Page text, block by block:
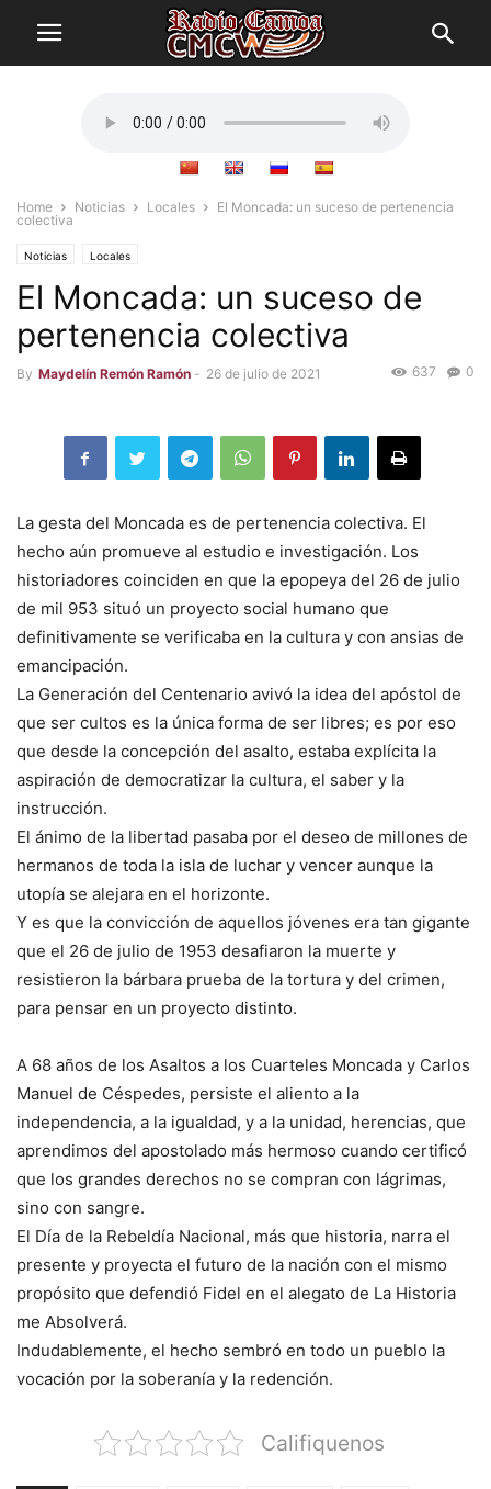
Home Noticias Locales
El Moncada: un suceso de pertenencia
colectiva
Noticias Locales
El Moncada: un suceso de
pertenencia colectiva
By Maydelín Remón Ramón - 26 de julio de 2021 0
637
La gesta del Moncada es de pertenencia colectiva. El
hecho aún promueve al estudio e investigación. Los
historiadores coinciden en que la epopeya del 26 de julio
de mil 953 situó un proyecto social humano que
definitivamente se verificaba en la cultura y con ansias de
emancipación.
La Generación del Centenario avivó la idea del apóstol de
que ser cultos es la única forma de ser libres; es por eso
que desde la concepción del asalto, estaba explícita la
aspiración de democratizar la cultura, el saber y la
instrucción.
El ánimo de la libertad pasaba por el deseo de millones de
hermanos de toda la isla de luchar y vencer aunque la
utopía se alejara en el horizonte.
Y es que la convicción de aquellos jóvenes era tan gigante
que el 26 de julio de 1953 desafiaron la muerte y
resistieron la bárbara prueba de la tortura y del crimen,
para pensar en un proyecto distinto.
A 68 años de los Asaltos a los Cuarteles Moncada y Carlos
Manuel de Céspedes, persiste el aliento a la
independencia, a la igualdad, y a la unidad, herencias, que
aprendimos del apostolado más hermoso cuando certificó
que los grandes derechos no se compran con lágrimas,
sino con sangre.
El Día de la Rebeldía Nacional, más que historia, narra el
presente y proyecta el futuro de la nación con el mismo
propósito que defendió Fidel en el alegato de La Historia
me Absolverá.
Indudablemente, el hecho sembró en todo un pueblo la
vocación por la soberanía y la redención.
Califiquenos